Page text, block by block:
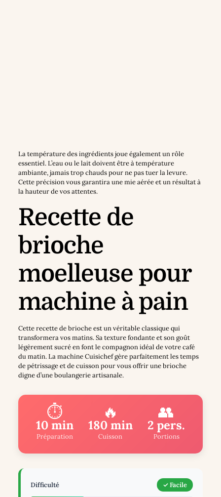
La température des ingrédients joue également un rôle
essentiel. L’eau ou le lait doivent être à température
ambiante, jamais trop chauds pour ne pas tuer la levure.
Cette précision vous garantira une mie aérée et un résultat à
la hauteur de vos attentes.
Recette de
brioche
moelleuse pour
machine à pain
Cette recette de brioche est un véritable classique qui
transformera vos matins. Sa texture fondante et son goût
légèrement sucré en font le compagnon idéal de votre café
du matin. La machine Cuisichef gère parfaitement les temps
de pétrissage et de cuisson pour vous offrir une brioche
digne d’une boulangerie artisanale.
⏱️
10 min
Préparation
🔥
180 min
Cuisson
👥
2 pers.
Portions
Difficulté ✓ Facile